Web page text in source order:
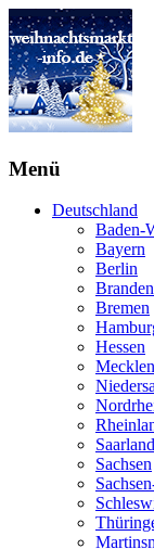
Menü
Deutschland
Baden-
Bayern
Berlin
Bremen
Hessen
Saarland
Sachsen